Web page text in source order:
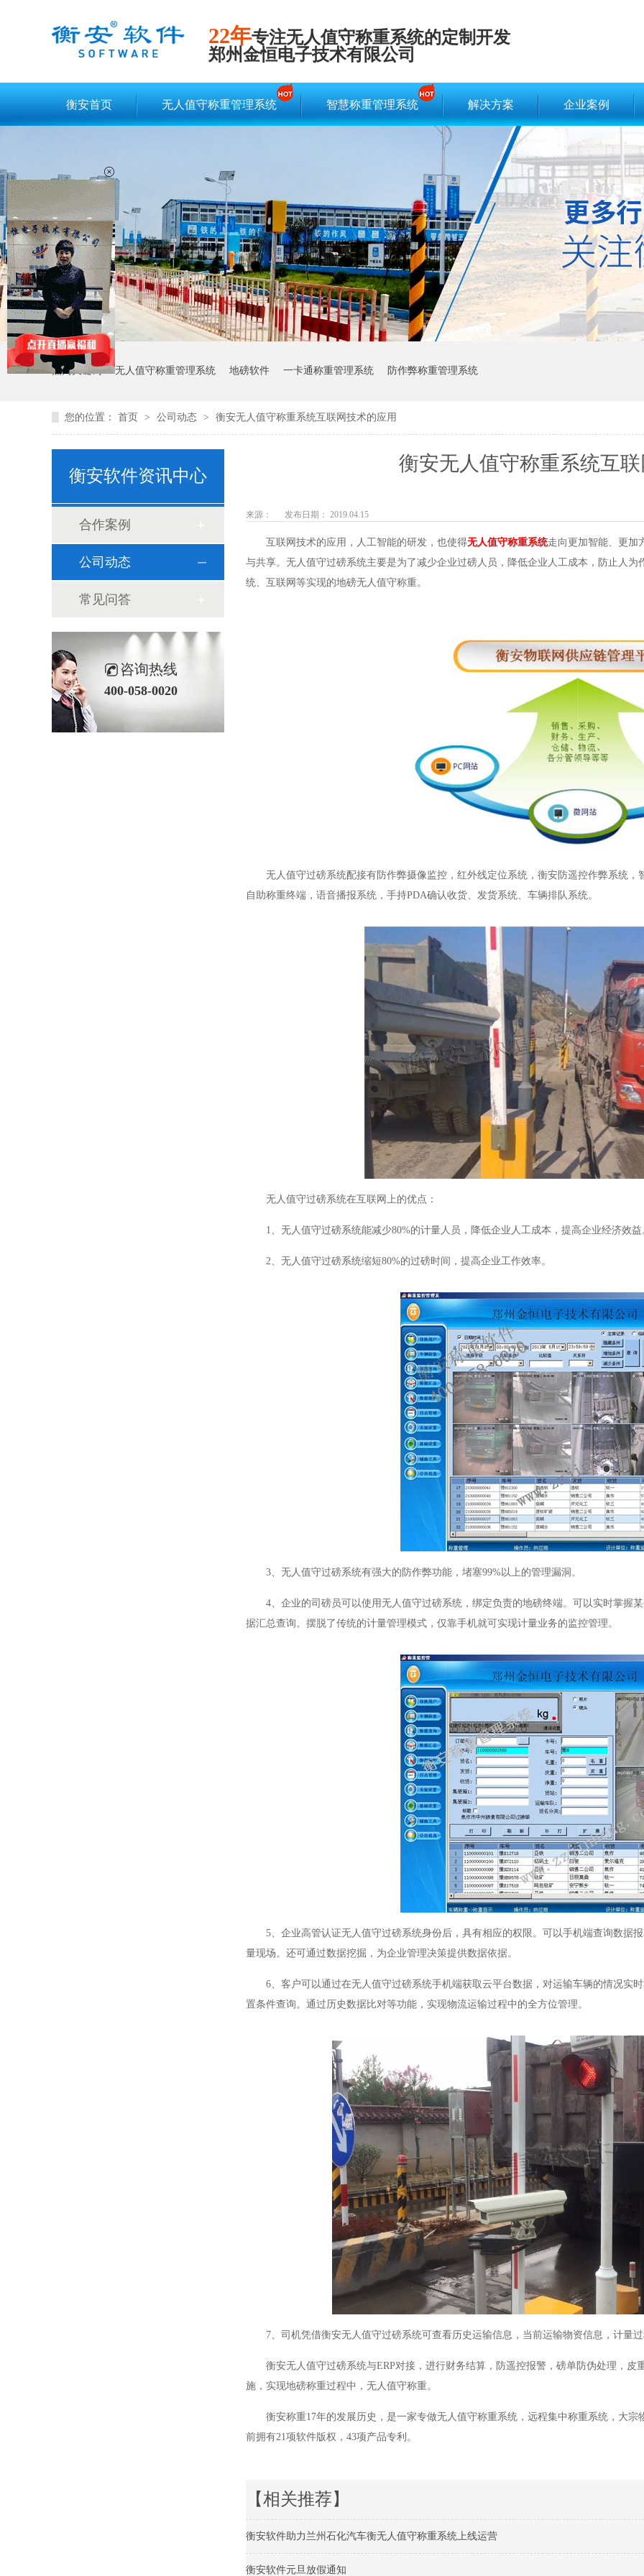
22年专注无人值守称重系统的定制开发
郑州金恒电子技术有限公司
衡安首页 无人值守称重管理系统 智慧称重管理系统 解决方案 企业案例
热门关键词：无人值守称重管理系统 地磅软件 一卡通称重管理系统 防作弊称重管理系统
您的位置： 首页 > 公司动态 > 衡安无人值守称重系统互联网技术的应用
衡安无人值守称重系统互
来源： 发布日期： 2019.04.15
互联网技术的应用，人工智能的研发，也使得无人值守称重系统走向更加智能、更加
与共享。无人值守过磅系统主要是为了减少企业过磅人员，降低企业人工成本，防止人
统、互联网等实现的地磅无人值守称重。
无人值守过磅系统配接有防作弊摄像监控，红外线定位系统，衡安防遥控作弊系统
自助称重终端，语音播报系统，手持PDA确认收货、发货系统、车辆排队系统。
无人值守过磅系统在互联网上的优点：
1、无人值守过磅系统能减少80%的计量人员，降低企业人工成本，提高企业经济效益
2、无人值守过磅系统缩短80%的过磅时间，提高企业工作效率。
3、无人值守过磅系统有强大的防作弊功能，堵塞99%以上的管理漏洞。
4、企业的司磅员可以使用无人值守过磅系统，绑定负责的地磅终端。可以实时掌握
据汇总查询。摆脱了传统的计量管理模式，仅靠手机就可实现计量业务的监控管理。
5、企业高管认证无人值守过磅系统身份后，具有相应的权限。可以手机端查询数据
量现场。还可通过数据挖掘，为企业管理决策提供数据依据。
6、客户可以通过在无人值守过磅系统手机端获取云平台数据，对运输车辆的情况实
置条件查询。通过历史数据比对等功能，实现物流运输过程中的全方位管理。
7、司机凭借衡安无人值守过磅系统可查看历史运输信息，当前运输物资信息，计量
衡安无人值守过磅系统与ERP对接，进行财务结算，防遥控报警，磅单防伪处理，
施，实现地磅称重过程中，无人值守称重。
衡安称重17年的发展历史，是一家专做无人值守称重系统，远程集中称重系统，大
前拥有21项软件版权，43项产品专利。
【相关推荐】
衡安软件助力兰州石化汽车衡无人值守称重系统上线运营
衡安软件元旦放假通知
衡安软件资讯中心
合作案例
公司动态
常见问答
咨询热线
400-058-0020